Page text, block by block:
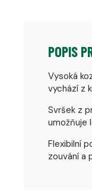
POPIS
Vysoká
vychází z
Svršek z
umožňuje
Flexibilní
zouvání a